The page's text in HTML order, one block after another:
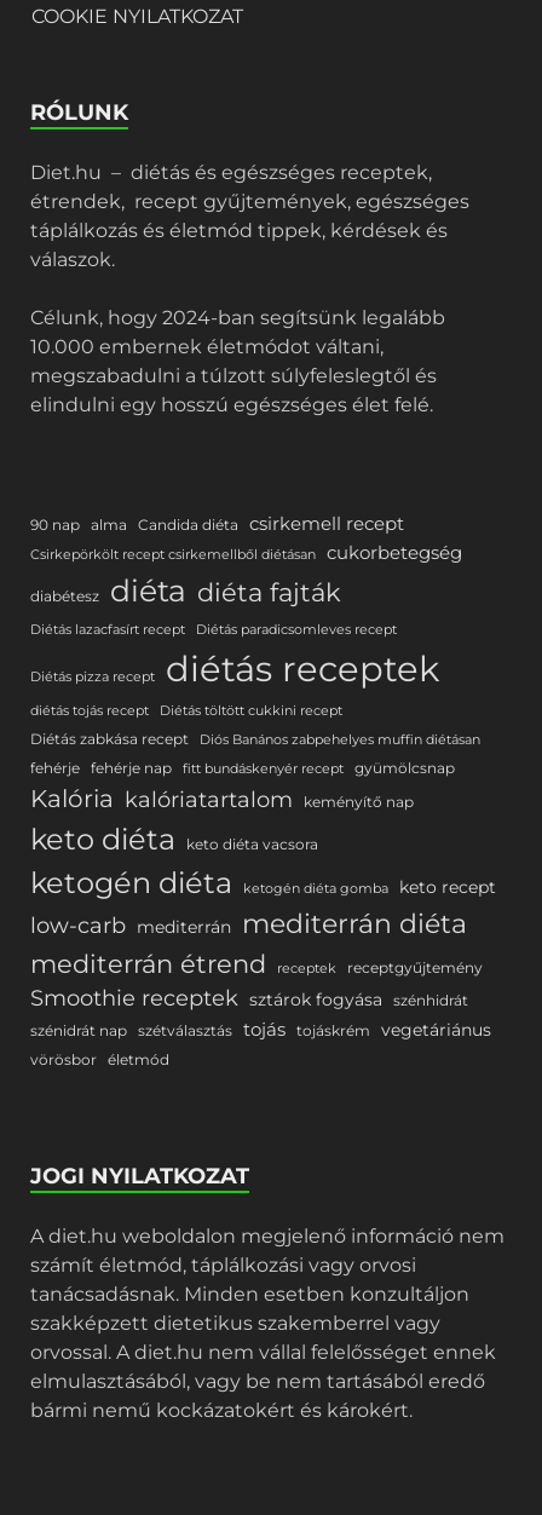
COOKIE NYILATKOZAT
RÓLUNK
Diet.hu – diétás és egészséges receptek,
étrendek, recept gyűjtemények, egészséges
táplálkozás és életmód tippek, kérdések és
válaszok.
Célunk, hogy 2024-ban segítsünk legalább
10.000 embernek életmódot váltani,
megszabadulni a túlzott súlyfeleslegtől és
elindulni egy hosszú egészséges élet felé.
90 nap alma Candida diéta csirkemell recept
Csirkepörkölt recept csirkemellből diétásan cukorbetegség
diabétesz diéta diéta fajták
Diétás lazacfasírt recept Diétás paradicsomleves recept
Diétás pizza recept diétás receptek
diétás tojás recept Diétás töltött cukkini recept
Diétás zabkása recept Diós Banános zabpehelyes muffin diétásan
fehérje fehérje nap fitt bundáskenyér recept gyümölcsnap
Kalória kalóriatartalom keményítő nap
keto diéta keto diéta vacsora
ketogén diéta ketogén diéta gomba keto recept
low-carb mediterrán mediterrán diéta
mediterrán étrend receptek receptgyűjtemény
Smoothie receptek sztárok fogyása
szénhidrát
szénidrát nap szétválasztás tojás tojáskrém vegetáriánus
vörösbor életmód
JOGI NYILATKOZAT
A diet.hu weboldalon megjelenő információ nem
számít életmód, táplálkozási vagy orvosi
tanácsadásnak. Minden esetben konzultáljon
szakképzett dietetikus szakemberrel vagy
orvossal. A diet.hu nem vállal felelősséget ennek
elmulasztásából, vagy be nem tartásából eredő
bármi nemű kockázatokért és károkért.